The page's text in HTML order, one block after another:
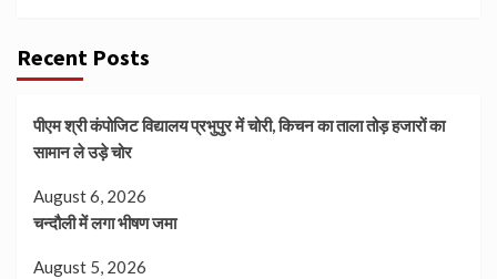
Recent Posts
पीएम श्री कंपोजिट विद्यालय प्रभुपुर में चोरी, किचन का ताला तोड़ हजारों का
सामान ले उड़े चोर
August 6, 2026
चन्दौली में लगा भीषण जमा
August 5, 2026